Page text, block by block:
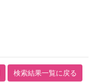
検索結果一覧に戻る